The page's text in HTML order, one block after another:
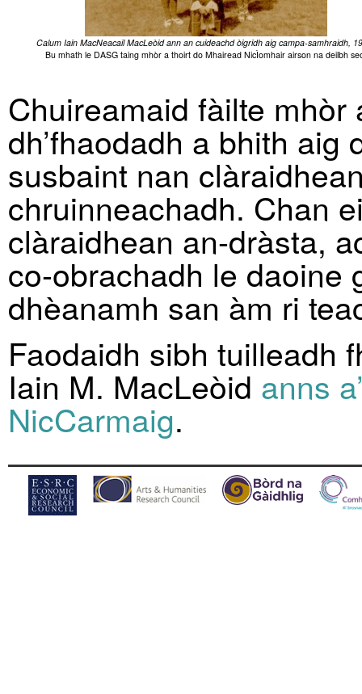
Calum Iain MacNeacail MacLeòid ann an cuideachd òigridh aig campa-samhraidh,
Bu mhath le DASG taing mhòr a thoirt do Mhairead NicÌomhair airson na deilbh
Chuireamaid fàilte
dh’fhaodadh a bhith
susbaint nan
chruinneachadh. Chan
clàraidhean an-dràsta,
co-obrachadh le daoine
dhèanamh san àm ri
Faodaidh sibh tuilleadh
Iain M. MacLeòid anns
NicCarmaig.